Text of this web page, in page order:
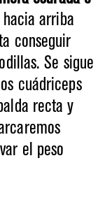
arriba
conseguir
Se sigue
cuádriceps
recta y
el peso